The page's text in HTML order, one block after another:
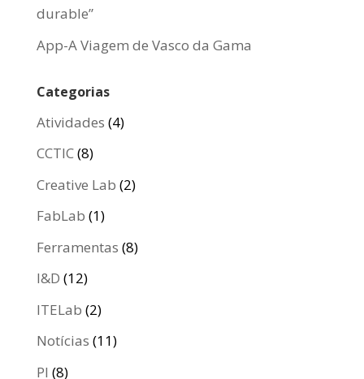
durable”
App-A Viagem de Vasco da Gama
Categorias
Atividades (4)
CCTIC(8)
Creative Lab (2)
FabLab (1)
Ferramentas (8)
I&D (12)
ITELab (2)
Notícias (11)
PI (8)